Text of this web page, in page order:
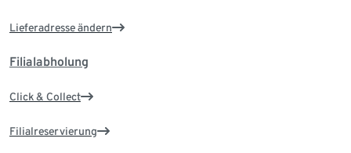
Lieferadresse ändern
Filialabholung
Click & Collect
Filialreservierung